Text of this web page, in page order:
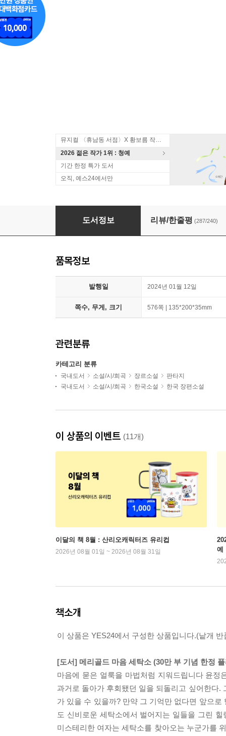
뮤지컬 〈휴남동 서점〉X 황보름 작가 북토크
2026 젊은 작가 1위 : 청예
기간 한정 특가 도서
오직, 예스24에서만
『메리골드 마음 세탁소』+『메리골드 마음 사
도서정보 리뷰/한줄평 (287/240)
품목정보
발행일 2024년 01월 12일
쪽수, 무게, 크기 576쪽 | 135*200*35mm
관련분류
카테고리 분류
국내도서 소설/시/희곡 장르소설
판타지
국내도서
소설/시/희곡 한국소설 한국 장편소설
이 상품의 이벤트 (11개)
이달의 책 8월 : 산리오캐릭터즈 유리컵
2026년 08월 01일 ~ 2026년 08월 31일
예
책소개
이 상품은 YES24에서 구성한 상품입니다.(낱개 반
[도서] 메리골드 마음 세탁소 (30만 부 기념 한정
마음에 묻은 얼룩을 마법처럼 지워드립니다 윤
과거로 돌아가 후회됐던 일을 되돌리고 싶어한다
가 있을 수 있을까? 만약 그 기억만 없다면 앞으
도 신비로운 세탁소에서 벌어지는 일들을 그린
미스테리한 여자는 세탁소를 찾아오는 누군가를